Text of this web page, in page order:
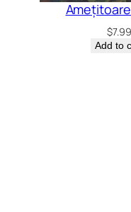
$7.99
Add to